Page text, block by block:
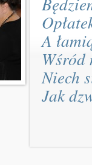
A
Wśród
Niech
Jak